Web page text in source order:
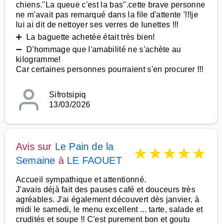
chiens."La queue c'est la bas".cette brave personne
ne m'avait pas remarqué dans la file d'attente '!!!je
lui ai dit de nettoyer ses verres de lunettes !!!
➕ La baguette achetée était très bien!
➖ D'hommage que l'amabilité ne s'achète au
kilogramme!
Car certaines personnes pourraient s'en procurer !!!
Sifrotsipiq
13/03/2026
Avis sur Le Pain de la
Semaine à LE FAOUET ★★★★★
Accueil sympathique et attentionné.
J'avais déjà fait des pauses café et douceurs très
agréables. J'ai également découvert dès janvier, à
midi le samedi, le menu excellent ... tarte, salade et
crudités et soupe !! C'est purement bon et goutu